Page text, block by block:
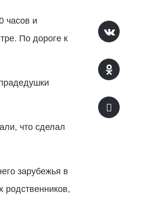
часов и
По дороге к
что сделал
зарубежья в
родственников,